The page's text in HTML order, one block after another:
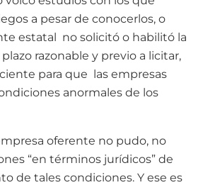
a pesar de conocerlos, o
estatal no solicitó o habilitó la
razonable y previo a licitar,
para que las empresas
anormales de los
oferente no pudo, no
“en términos jurídicos” de
de tales condiciones. Y ese es